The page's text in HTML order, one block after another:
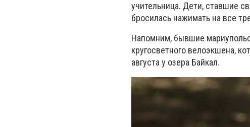
учительница. Дети, ставшие
бросилась нажимать на все
Напомним, бывшие
кругосветного велоэкшена,
августа у озера Байкал.